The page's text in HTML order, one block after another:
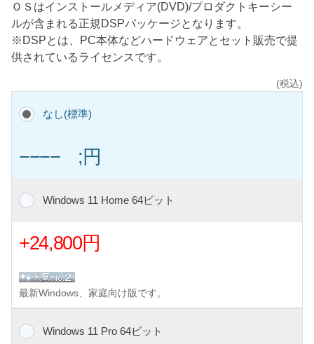
ＯＳはインストールメディア(DVD)/プロダクトキーシー
ルが含まれる正規DSPパッケージとなります。
※DSPとは、PC本体などハードウェアとセット販売で提
供されているライセンスです。
(税込)
なし(標準)
−−−− ;円
Windows 11 Home 64ビット
+24,800円
最新Windows、家庭向け版です。
Windows 11 Pro 64ビット